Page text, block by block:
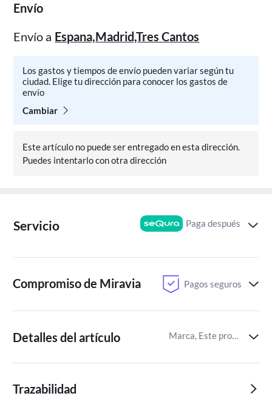
Envío
Envío a Espana,Madrid,Tres Cantos
Los gastos y tiempos de envío pueden variar según tu
ciudad. Elige tu dirección para conocer los gastos de
envío
Cambiar
Este artículo no puede ser entregado en esta dirección.
Puedes intentarlo con otra dirección
Servicio Paga después
Compromiso de Miravia Pagos seguros
Detalles del artículo
Trazabilidad